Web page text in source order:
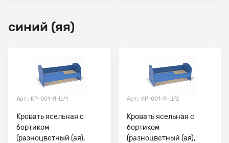
синий (яя)
Арт.: КР-001-Я-Ц/1
Кровать ясельная с
бортиком
(разноцветный (ая),
Арт.: КР-001-Я-Ц/2
Кровать ясельная с
бортиком
(разноцветный (ая),